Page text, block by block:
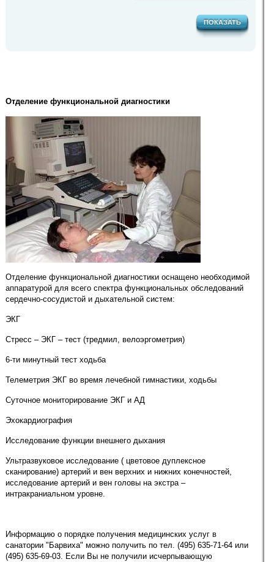
ПОКАЗАТЬ
Отделение функциональной диагностики
Отделение функциональной диагностики оснащено необходимой
аппаратурой для всего спектра функциональных обследований
сердечно-сосудистой и дыхательной систем:
ЭКГ
Стресс – ЭКГ – тест (тредмил, велоэргометрия)
6-ти минутный тест ходьба
Телеметрия ЭКГ во время лечебной гимнастики, ходьбы
Суточное мониторирование ЭКГ и АД
Эхокардиография
Исследование функции внешнего дыхания
Ультразвуковое исследование ( цветовое дуплексное
сканирование) артерий и вен верхних и нижних конечностей,
исследование артерий и вен головы на экстра –
интракраниальном уровне.
Информацию о порядке получения медицинских услуг в
санатории "Барвиха" можно получить по тел. (495) 635-71-64 или
(495) 635-69-03. Если Вы не получили исчерпывающую